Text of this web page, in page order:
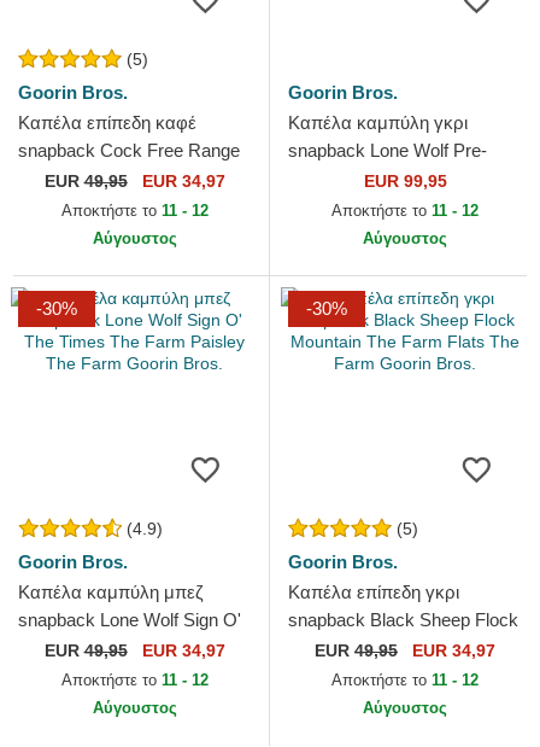
(5)
Goorin Bros.
Καπέλα επίπεδη καφέ
snapback Cock Free Range
The Farm Flats The Farm
Goorin Bros.
EUR49,95 EUR 34,97
Αποκτήστε το 11 - 12
Αύγουστος
Goorin Bros.
Καπέλα καμπύλη γκρι
snapback Lone Wolf Pre-
Game Seasonal The Farm
Goorin Bros.
EUR 99,95
Αποκτήστε το 11 - 12
Αύγουστος
-30%
(4.9)
Goorin Bros.
Καπέλα καμπύλη μπεζ
snapback Lone Wolf Sign O'
The Times The Farm Paisley
The Farm Goorin Bros.
EUR49,95 EUR 34,97
Αποκτήστε το 11 - 12
Αύγουστος
-30%
(5)
Goorin Bros.
Καπέλα επίπεδη γκρι
snapback Black Sheep Flock
Mountain The Farm Flats The
Farm Goorin Bros.
EUR 49,95 EUR 34,97
Αποκτήστε το 11 - 12
Αύγουστος